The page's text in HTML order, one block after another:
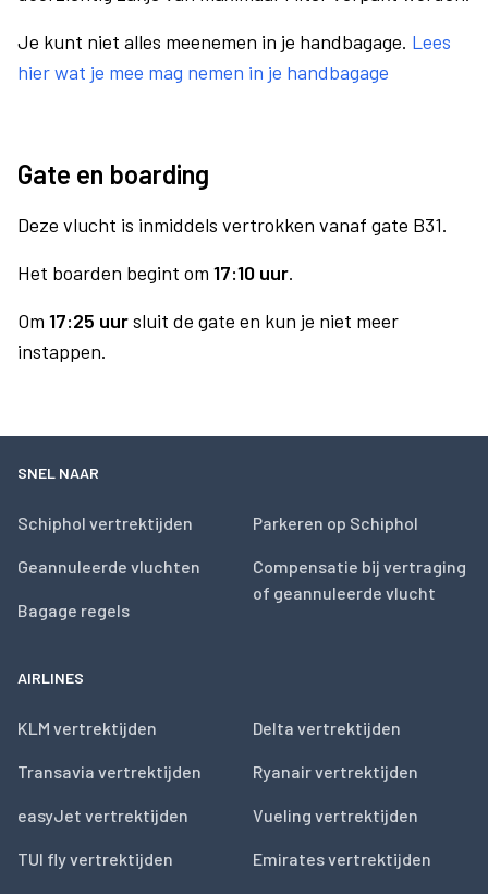
Je kunt niet alles meenemen in je handbagage. Lees
hier wat je mee mag nemen in je handbagage
Gate en boarding
Deze vlucht is inmiddels vertrokken vanaf gate B31.
Het boarden begint om 17:10 uur.
Om 17:25 uursluit de gate en kun je niet meer
instappen.
SNEL NAAR
Schiphol vertrektijden
Geannuleerde vluchten
Bagage regels
Parkeren op Schiphol
Compensatie bij vertraging
of geannuleerde vlucht
AIRLINES
KLM vertrektijden
Transavia vertrektijden
easyJet vertrektijden
TUI fly vertrektijden
Delta vertrektijden
Ryanair vertrektijden
Vueling vertrektijden
Emirates vertrektijden